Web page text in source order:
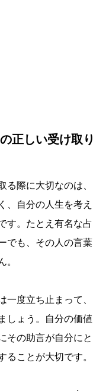
正しい受け取り
る際に大切なのは、
、自分の人生を考え
す。たとえ有名な占
でも、その人の言葉
。
一度立ち止まって、
しょう。自分の価値
その助言が自分にと
ることが大切です。